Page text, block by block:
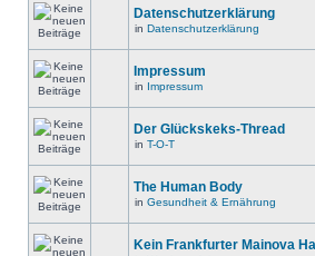
Datenschutzerklärung
in Datenschutzerklärung
Impressum
in Impressum
Der Glückskeks-Thread
in T-O-T
The Human Body
in Gesundheit & Ernährung
Kein Frankfurter Mainova